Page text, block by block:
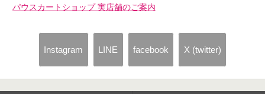
パウスカートショップ 実店舗のご案内
Instagram LINE facebook X (twitter)